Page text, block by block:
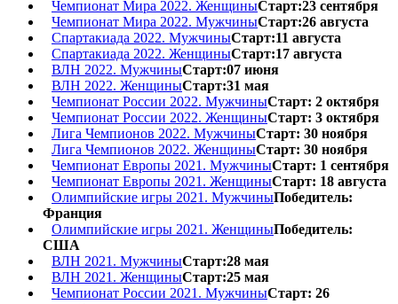
Чемпионат Мира 2022. ЖенщиныСтарт:23 сентября
Чемпионат Мира 2022. МужчиныСтарт:26 августа
Спартакиада 2022. МужчиныСтарт:11 августа
Спартакиада 2022. ЖенщиныСтарт:17 августа
ВЛН 2022. МужчиныСтарт:07 июня
ВЛН 2022. ЖенщиныСтарт:31 мая
Чемпионат России 2022. МужчиныСтарт: 2 октября
Чемпионат России 2022. ЖенщиныСтарт: 3 октября
Лига Чемпионов 2022. МужчиныСтарт: 30 ноября
Лига Чемпионов 2022. ЖенщиныСтарт: 30 ноября
Чемпионат Европы 2021. МужчиныСтарт: 1 сентября
Чемпионат Европы 2021. ЖенщиныСтарт: 18 августа
Олимпийские игры 2021. МужчиныПобедитель:
Франция
Олимпийские игры 2021. ЖенщиныПобедитель:
США
ВЛН 2021. МужчиныСтарт:28 мая
ВЛН 2021. ЖенщиныСтарт:25 мая
Чемпионат России 2021. МужчиныСтарт: 26